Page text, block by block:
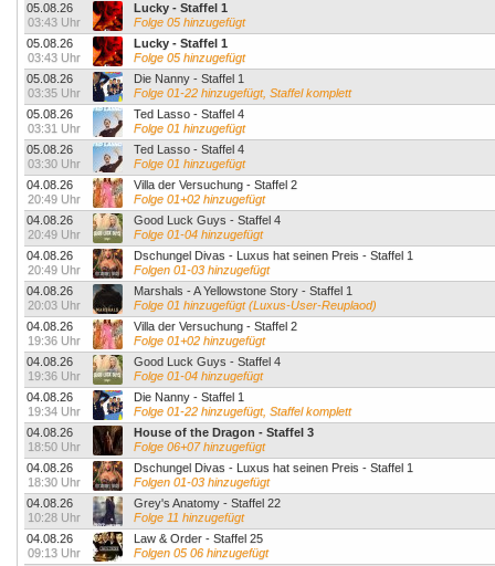
05.08.26
03:43 Uhr
Lucky - Staffel 1
Folge 05 hinzugefügt
05.08.26
03:43 Uhr
Lucky - Staffel 1
Folge 05 hinzugefügt
05.08.26
03:35 Uhr
Die Nanny - Staffel 1
Folge 01-22 hinzugefügt, Staffel komplett
05.08.26
03:31 Uhr
Ted Lasso - Staffel 4
Folge 01 hinzugefügt
05.08.26
03:30 Uhr
Ted Lasso - Staffel 4
Folge 01 hinzugefügt
04.08.26
20:49 Uhr
Villa der Versuchung - Staffel 2
Folge 01+02 hinzugefügt
04.08.26
20:49 Uhr
Good Luck Guys - Staffel 4
Folge 01-04 hinzugefügt
04.08.26
20:49 Uhr
Dschungel Divas - Luxus hat seinen Preis - Staffel 1
Folgen 01-03 hinzugefügt
04.08.26
20:03 Uhr
Marshals - A Yellowstone Story - Staffel 1
Folge 01 hinzugefügt (Luxus-User-Reuplaod)
04.08.26
19:36 Uhr
Villa der Versuchung - Staffel 2
Folge 01+02 hinzugefügt
04.08.26
19:36 Uhr
Good Luck Guys - Staffel 4
Folge 01-04 hinzugefügt
04.08.26
19:34 Uhr
Die Nanny - Staffel 1
Folge 01-22 hinzugefügt, Staffel komplett
04.08.26
18:50 Uhr
House of the Dragon - Staffel 3
Folge 06+07 hinzugefügt
04.08.26
18:30 Uhr
Dschungel Divas - Luxus hat seinen Preis - Staffel 1
Folgen 01-03 hinzugefügt
04.08.26
10:28 Uhr
Grey's Anatomy - Staffel 22
Folge 11 hinzugefügt
04.08.26
09:13 Uhr
Law & Order - Staffel 25
Folgen 05 06 hinzugefügt